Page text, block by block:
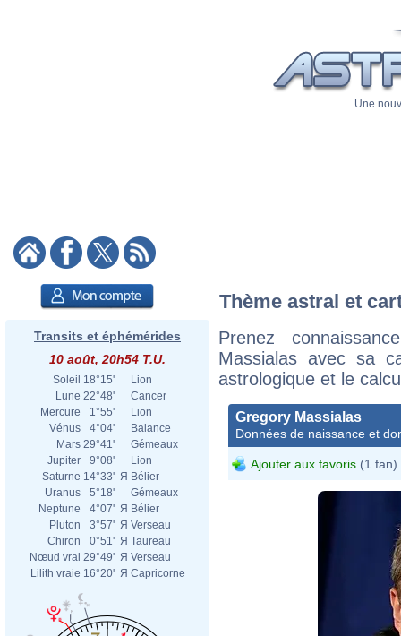
Une
Transits et éphémérides
10 août, 20h54 T.U.
Soleil 18°15'
Lion
Lune 22°48'
Cancer
Mercure
1°55'
Lion
Vénus
4°04'
Balance
Mars 29°41'
Gémeaux
Jupiter
9°08'
Lion
Saturne 14°33' Я Bélier
Uranus
5°18'
Gémeaux
Neptune
4°07' Я Bélier
Pluton
3°57' Я Verseau
Chiron
0°51' Я Taureau
Nœud vrai 29°49' Я Verseau
Lilith vraie 16°20' Я Capricorne
Thème astral et
Prenez
Massialas avec sa
astrologique et le
Gregory Massialas
Données de naissance et
Ajouter aux favoris (1 fan)